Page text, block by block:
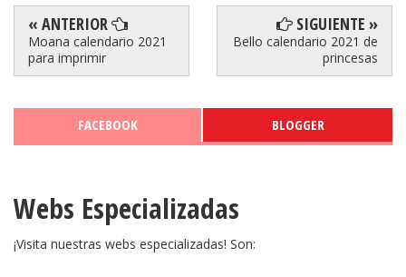
« ANTERIOR
Moana calendario 2021
para imprimir
SIGUIENTE »
Bello calendario 2021 de
princesas
FACEBOOK BLOGGER
Webs Especializadas
¡Visita nuestras webs especializadas! Son: